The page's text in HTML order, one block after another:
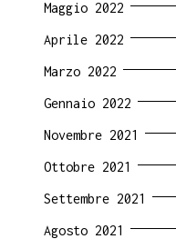
Maggio 2022
Aprile 2022
Marzo 2022
Gennaio 2022
Novembre 2021
Ottobre 2021
Settembre 2021
Agosto 2021